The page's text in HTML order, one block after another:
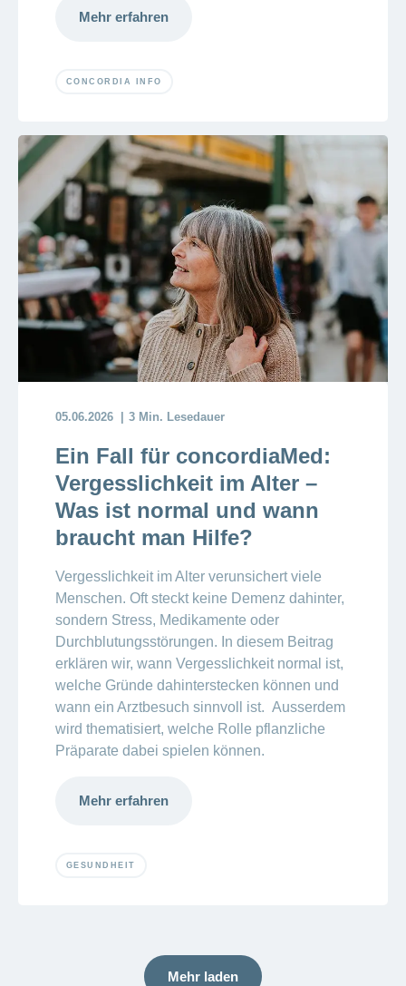
Mehr erfahren
CONCORDIA INFO
05.06.2026 3 Min. Lesedauer
Ein Fall für concordiaMed:
Vergesslichkeit im Alter –
Was ist normal und wann
braucht man Hilfe?
Vergesslichkeit im Alter verunsichert viele
Menschen. Oft steckt keine Demenz dahinter,
sondern Stress, Medikamente oder
Durchblutungsstörungen. In diesem Beitrag
erklären wir, wann Vergesslichkeit normal ist,
welche Gründe dahinterstecken können und
wann ein Arztbesuch sinnvoll ist. Ausserdem
wird thematisiert, welche Rolle pflanzliche
Präparate dabei spielen können.
Mehr erfahren
GESUNDHEIT
Mehr laden